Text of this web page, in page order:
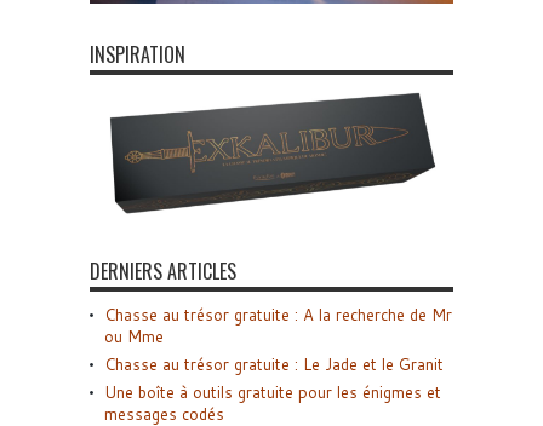
INSPIRATION
DERNIERS ARTICLES
Chasse au trésor gratuite : A la recherche de Mr
ou Mme
Chasse au trésor gratuite : Le Jade et le Granit
Une boîte à outils gratuite pour les énigmes et
messages codés